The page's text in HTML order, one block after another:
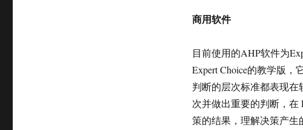
商用软件
目前使用的AHP软件为
Expert Choice的教学版
判断的层次标准都表现在
次并做出重要的判断，在
策的结果，理解决策产生